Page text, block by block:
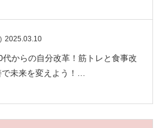
2025.03.10
代からの自分改革！筋トレと食事改
で未来を変えよう！…